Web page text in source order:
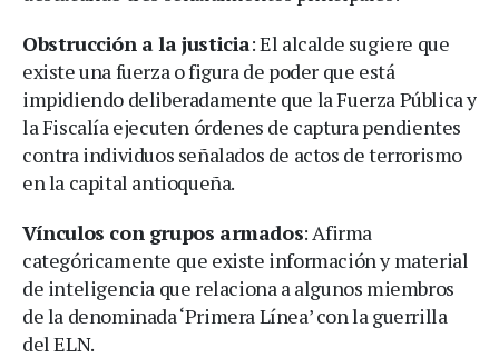
Obstrucción a la justicia: El alcalde sugiere que
existe una fuerza o figura de poder que está
impidiendo deliberadamente que la Fuerza Pública y
la Fiscalía ejecuten órdenes de captura pendientes
contra individuos señalados de actos de terrorismo
en la capital antioqueña.
Vínculos con grupos armados: Afirma
categóricamente que existe información y material
de inteligencia que relaciona a algunos miembros
de la denominada ‘Primera Línea’ con la guerrilla
del ELN.